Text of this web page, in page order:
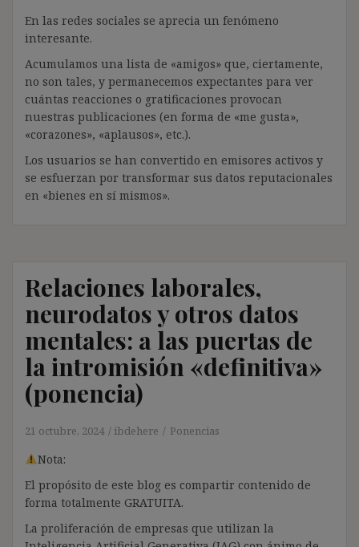
En las redes sociales se aprecia un fenómeno
interesante.
Acumulamos una lista de «amigos» que, ciertamente,
no son tales, y permanecemos expectantes para ver
cuántas reacciones o gratificaciones provocan
nuestras publicaciones (en forma de «me gusta»,
«corazones», «aplausos», etc.).
Los usuarios se han convertido en emisores activos y
se esfuerzan por transformar sus datos reputacionales
en «bienes en sí mismos».
Relaciones laborales,
neurodatos y otros datos
mentales: a las puertas de
la intromisión «definitiva»
(ponencia)
21 octubre, 2024 ibdehere Ponencias
Nota:
El propósito de este blog es compartir contenido de
forma totalmente GRATUITA.
La proliferación de empresas que utilizan la